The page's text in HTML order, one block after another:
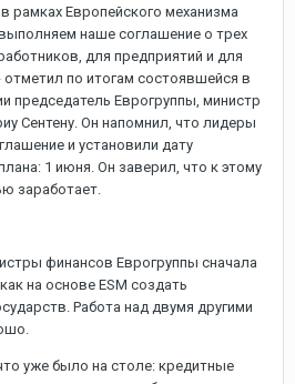
рамках Европейского механизма
наше соглашение о трех
для предприятий и для
отметил по итогам состоявшейся в
председатель Еврогруппы, министр
Сентену. Он напомнил, что лидеры
и установили дату
1 июня. Он заверил, что к этому
заработает.
финансов Еврогруппы сначала
на основе ESM создать
Работа над двумя другими
уже было на столе: кредитные